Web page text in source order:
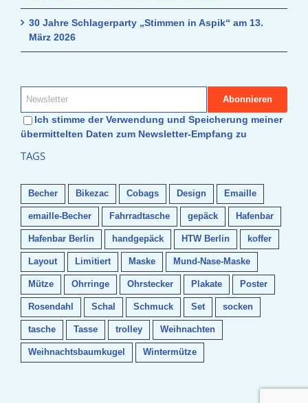
30 Jahre Schlagerparty „Stimmen in Aspik“ am 13.
März 2026
Ich stimme der Verwendung und Speicherung meiner
übermittelten Daten zum Newsletter-Empfang zu
TAGS
Becher Bikezac Cobags Design Emaille
emaille-Becher Fahrradtasche gepäck Hafenbar
Hafenbar Berlin handgepäck HTW Berlin koffer
Layout Limitiert Maske Mund-Nase-Maske
Mütze Ohrringe Ohrstecker Plakate Poster
Rosendahl Schal Schmuck Set socken
tasche Tasse trolley Weihnachten
Weihnachtsbaumkugel Wintermütze